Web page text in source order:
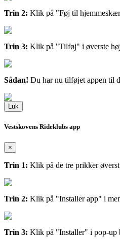
Trin 2: Klik på "Føj til
Trin 3: Klik på "Tilføj" i øverste
Sådan! Du har nu tilføjet appen til
Luk
Vestskovens Rideklubs app
×
Trin 1: Klik på de tre prikker
Trin 2: Klik på "Installer app" i
Trin 3: Klik på "Installer" i pop-up